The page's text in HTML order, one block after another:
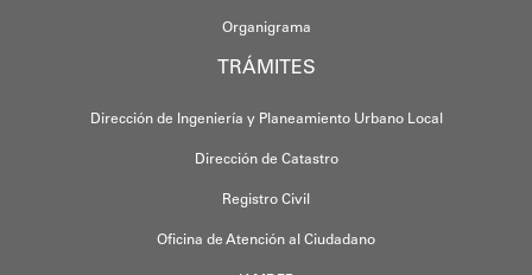
Organigrama
TRÁMITES
Dirección de Ingeniería y Planeamiento Urbano Local
Dirección de Catastro
Registro Civil
Oficina de Atención al Ciudadano